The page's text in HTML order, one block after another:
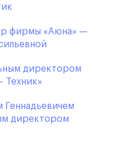
фирмы «Аюна» —
директором
Техник»
директором